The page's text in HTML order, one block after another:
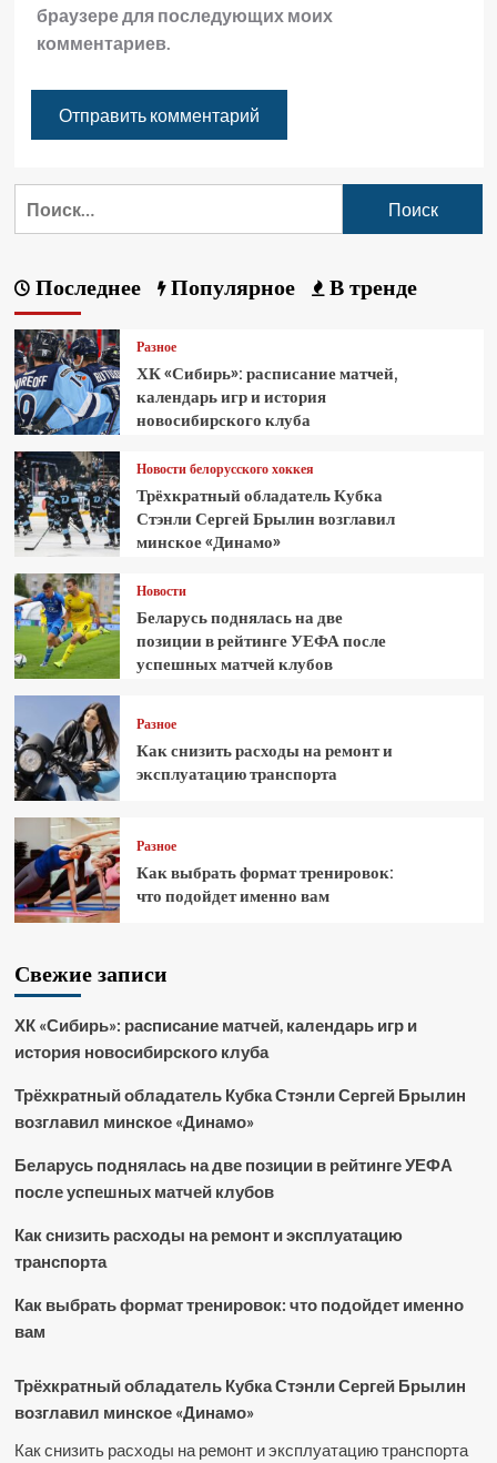
браузере для последующих моих
комментариев.
Последнее Популярное В тренде
Разное
ХК «Сибирь»: расписание матчей,
календарь игр и история
новосибирского клуба
Новости белорусского хоккея
Трёхкратный обладатель Кубка
Стэнли Сергей Брылин возглавил
минское «Динамо»
Новости
Беларусь поднялась на две
позиции в рейтинге УЕФА после
успешных матчей клубов
Разное
Как снизить расходы на ремонт и
эксплуатацию транспорта
Разное
Как выбрать формат тренировок:
что подойдет именно вам
Свежие записи
ХК «Сибирь»: расписание матчей, календарь игр и
история новосибирского клуба
Трёхкратный обладатель Кубка Стэнли Сергей Брылин
возглавил минское «Динамо»
Беларусь поднялась на две позиции в рейтинге УЕФА
после успешных матчей клубов
Как снизить расходы на ремонт и эксплуатацию
транспорта
Как выбрать формат тренировок: что подойдет именно
вам
Трёхкратный обладатель Кубка Стэнли Сергей Брылин
возглавил минское «Динамо»
Как снизить расходы на ремонт и эксплуатацию транспорта